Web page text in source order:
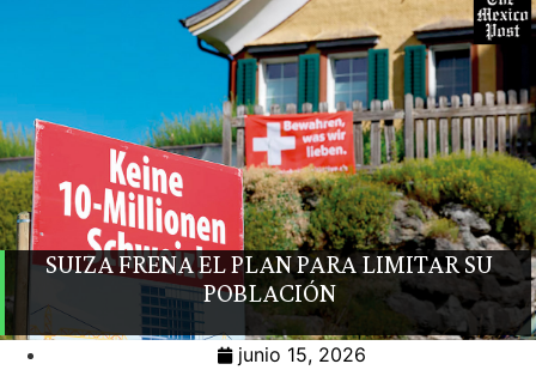
SUIZA FRENA EL PLAN PARA LIMITAR SU
POBLACIÓN
junio 15, 2026